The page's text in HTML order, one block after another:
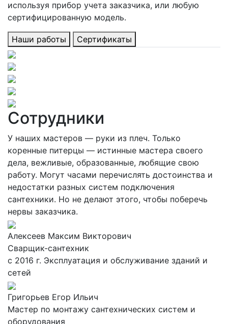
используя прибор учета заказчика, или любую
сертифицированную модель.
Наши работы Сертификаты
Сотрудники
У наших мастеров — руки из плеч. Только
коренные питерцы — истинные мастера своего
дела, вежливые, образованные, любящие свою
работу. Могут часами перечислять достоинства и
недостатки разных систем подключения
сантехники. Но не делают этого, чтобы поберечь
нервы заказчика.
Алексеев Максим Викторович
Сварщик-сантехник
с 2016 г. Эксплуатация и обслуживание зданий и
сетей
Григорьев Егор Ильич
Мастер по монтажу сантехнических систем и
оборудования